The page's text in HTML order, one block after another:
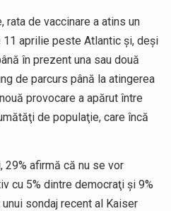
de vaccinare a atins un
aprilie peste Atlantic şi, deşi
în prezent una sau două
de parcurs până la atingerea
provocare a apărut între
de populaţie, care încă
29% afirmă că nu se vor
cu 5% dintre democraţi şi 9%
sondaj recent al Kaiser